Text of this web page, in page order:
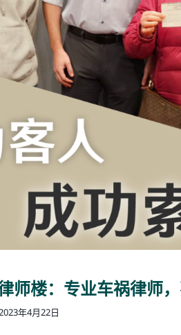
大律师楼：专业车
收费承诺
法律文章
师楼：专业车祸律师
年4月22日